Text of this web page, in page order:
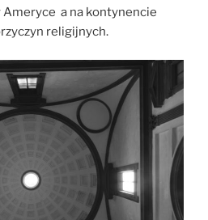
a na kontynencie
religijnych.